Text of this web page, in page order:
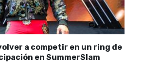
a competir en un ring de
en SummerSlam